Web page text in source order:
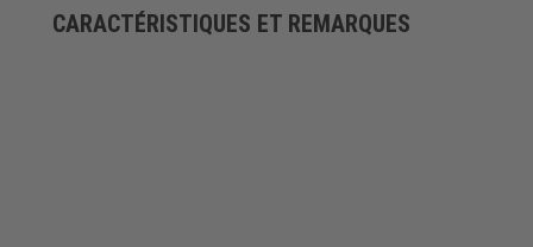
CARACTÉRISTIQUES ET REMARQUES